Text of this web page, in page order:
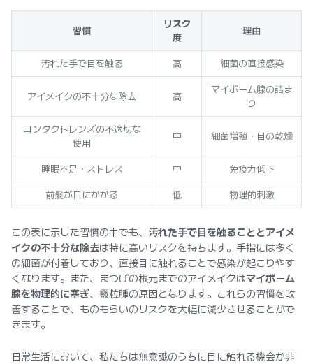
習慣
リスク
度
理由
汚れた手で目を触る 高 細菌の直接感染
アイメイクの不十分な除去 高
マイボーム腺の詰ま
り
コンタクトレンズの不適切な
使用
中 細菌増殖・目の乾燥
睡眠不足・ストレス 中 免疫力低下
前髪が目にかかる 低 物理的刺激
この表に示した習慣の中でも、 汚れた手で目を触ることとアイメ
イクの不十分な除去は特に高いリスクを持ちます。手指には多く
の細菌が付着しており、直接目に触れることで感染が起こりやす
くなります。また、まつげの根元までのアイメイクはマイボーム
腺を物理的に塞ぎ、霰粒腫の原因となります。これらの習慣を改
善することで、ものもらいのリスクを大幅に減少させることがで
きます。
日常生活において、私たちは無意識のうちに目に触れる機会が非